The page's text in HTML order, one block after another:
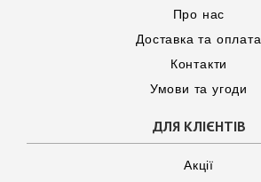
Про нас
Доставка та оплата
Контакти
Умови та угоди
ДЛЯ КЛІЄНТІВ
Акції